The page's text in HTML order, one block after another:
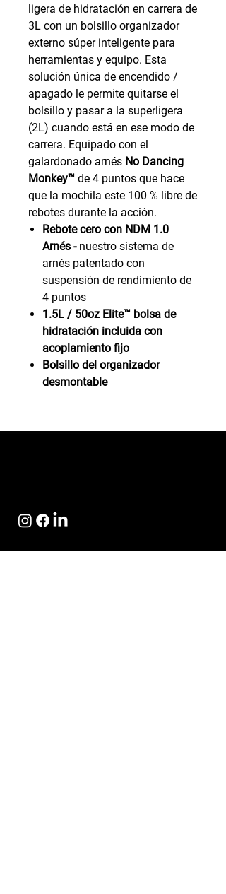
ligera de hidratación en carrera de
3L con un bolsillo organizador
externo súper inteligente para
herramientas y equipo. Esta
solución única de encendido /
apagado le permite quitarse el
bolsillo y pasar a la superligera
(2L) cuando está en ese modo de
carrera. Equipado con el
galardonado arnés No Dancing
Monkey™ de 4 puntos que hace
que la mochila este 100 % libre de
rebotes durante la acción.
Rebote cero con NDM 1.0
Arnés - nuestro sistema de
arnés patentado con
suspensión de rendimiento de
4 puntos
1.5L / 50oz Elite™ bolsa de
hidratación incluida con
acoplamiento fijo
Bolsillo del organizador
desmontable